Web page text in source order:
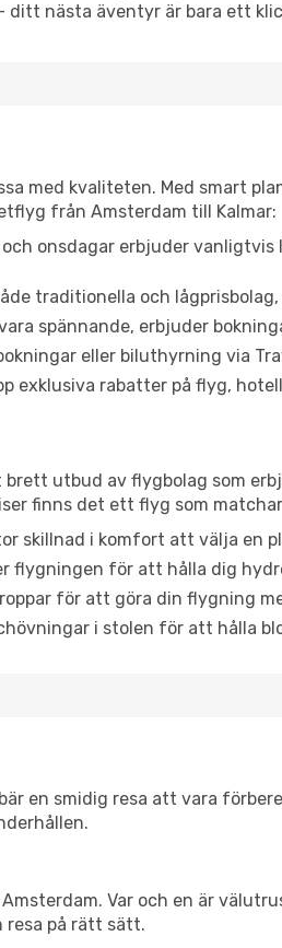
ditt nästa äventyr är bara ett
med kvaliteten. Med smart
från Amsterdam till Kalmar:
onsdagar erbjuder
traditionella och
spännande, erbjuder
eller biluthyrning via
exklusiva rabatter på flyg,
utbud av flygbolag som
finns det ett flyg som
skillnad i komfort att välja en
flygningen för att hålla dig
för att göra din flygning
i stolen för att hålla
en smidig resa att vara
Var och en är
på rätt sätt.